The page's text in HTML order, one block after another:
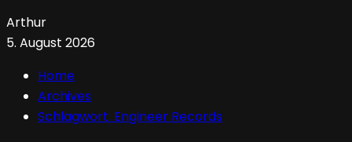
Arthur
5. August 2026
Home
Archives
Schlagwort: Engineer Records